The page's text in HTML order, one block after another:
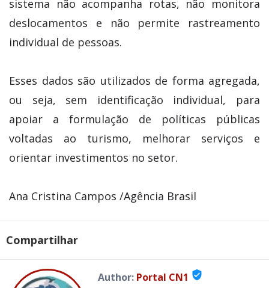
sistema não acompanha rotas, não monitora
deslocamentos e não permite rastreamento
individual de pessoas.
Esses dados são utilizados de forma agregada,
ou seja, sem identificação individual, para
apoiar a formulação de políticas públicas
voltadas ao turismo, melhorar serviços e
orientar investimentos no setor.
Ana Cristina Campos /Agência Brasil
Compartilhar
Author: Portal CN1 verified_user